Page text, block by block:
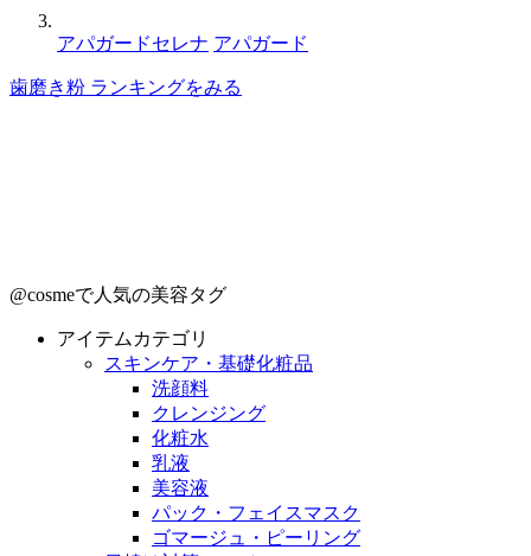
アパガードセレナ アパガード
歯磨き粉 ランキングをみる
@cosmeで人気の美容タグ
アイテムカテゴリ
スキンケア・基礎化粧品
洗顔料
クレンジング
化粧水
乳液
美容液
パック・フェイスマスク
ゴマージュ・ピーリング